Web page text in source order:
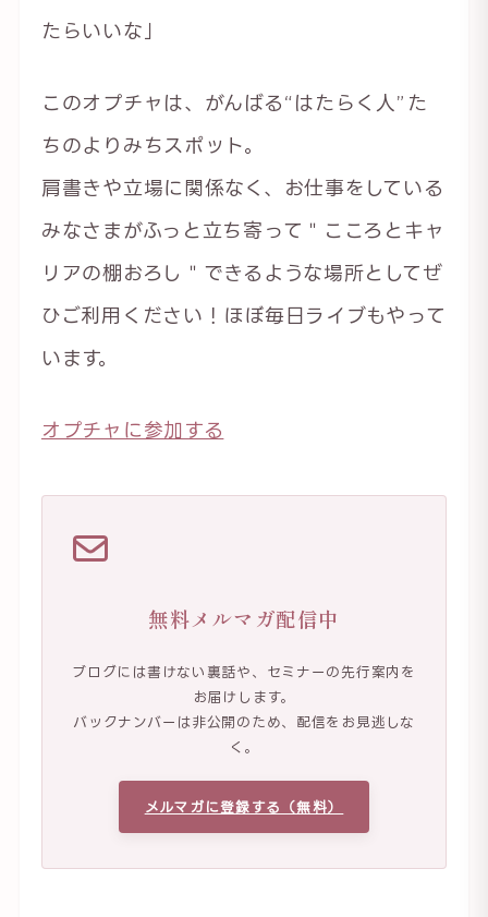
たらいいな」
このオプチャは、がんばる“はたらく人”た
ちのよりみちスポット。
肩書きや立場に関係なく、お仕事をしている
みなさまがふっと立ち寄って＂こころとキャ
リアの棚おろし＂できるような場所としてぜ
ひご利用ください！ほぼ毎日ライブもやって
います。
オプチャに参加する
無料メルマガ配信中
ブログには書けない裏話や、セミナーの先行案内を
お届けします。
バックナンバーは非公開のため、配信をお見逃しな
く。
メルマガに登録する（無料）